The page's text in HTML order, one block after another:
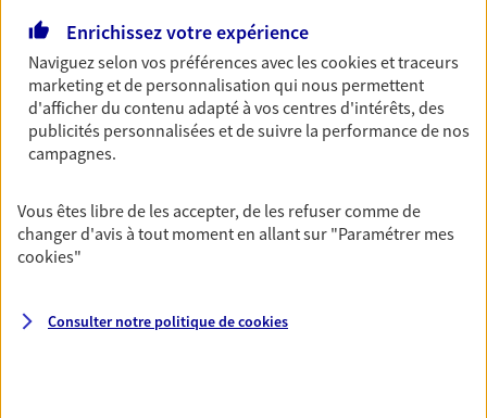
revenus.
Découvrir l'offre Garantie Accidents de la Vie
OBTENIR UN TARIF EN LIGNE
Gagnez en simplicité et en sérénité avec votre
assurance multirisque entreprise. Un contrat
unique pour protéger vos locaux, matériels pro,
Enrichissez votre expérience
Naviguez selon vos préférences avec lescookies et traceurs
marketing et de personnalisation qui nous permettent
d'afficher du contenu adapté à vos centres d'intérêts, des
publicités personnalisées et de suivre la performance de nos
campagnes.
Vous êtes libre de les accepter, de les refuser comme de
changer d'avis à tout moment en allant sur "Paramétrer mes
cookies"
Consulter notre politique decookies